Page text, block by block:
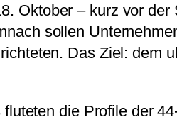
Oktober – kurz vor
sollen
Das Ziel: dem
die Profile der